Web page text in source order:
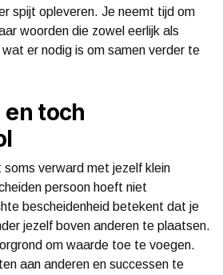
spijt opleveren. Je neemt tijd om
woorden die zowel eerlijk als
er nodig is om samen verder te
en toch
soms verward met jezelf klein
persoon hoeft niet
bescheidenheid betekent dat je
jezelf boven anderen te plaatsen.
om waarde toe te voegen.
aan anderen en successen te